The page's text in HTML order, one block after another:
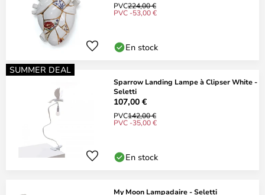
PVC224,00 €
PVC -53,00 €
En stock
SUMMER DEAL
Sparrow Landing Lampe à Clipser White -
Seletti
107,00 €
PVC142,00 €
PVC -35,00 €
En stock
My Moon Lampadaire - Seletti